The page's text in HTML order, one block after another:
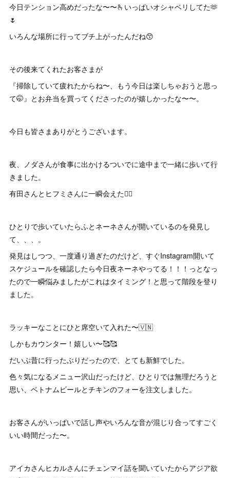
今日テンション高めだったな〜〜🫰いっぱいオシャベリしてた🫶
🌷
いろんな場所に行ってブチ上がったんだね😙
その後来てくれたお客さまが
『掃除していて疲れたからね〜、もう今日は楽しちゃおうと思っ
て🤭』とお弁当を買ってくださったのが嬉しかったな〜〜。
今日も皆さまありがとうございます。
夜、ノダさんが食事に出かけるついでに途中まで一緒に歩いて行
きました。
有田さんとヒフミさんに一瞬会えた🧞‍♂️
ひとりで歩いていたらふとネーネさんが開いているのを発見し
て、、、。
発見はしつつ、一度通り過ぎたのだけど、すぐInstagram開いて
スケジュールを確認したら今日夜ネーネやってる！！！っとなっ
たので一瞬悩みましたがこれはタイミング！と思って階段を登り
ました。
ラッキーなことにひと席空いて入れた〜🇻🇳
しかもカウンター！嬉しい〜🥰🥰
だいぶ昔に行ったぶりだったので、とても新鮮でした。
色々気になるメニュー沢山だったけど、ひとりでは無理だろうと
思い、ベトナムビールとチキンのフォーを注文しました。
お客さんがいっぱいで話し声やいろんな音が混じり合ってすごく
いい時間だった〜。
アイカさんヒカルさんにチェンマイ話を聞いていたからアジア欲